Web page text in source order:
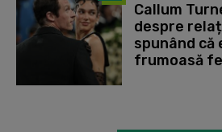
Callum
despre
spunând că
frumoasă